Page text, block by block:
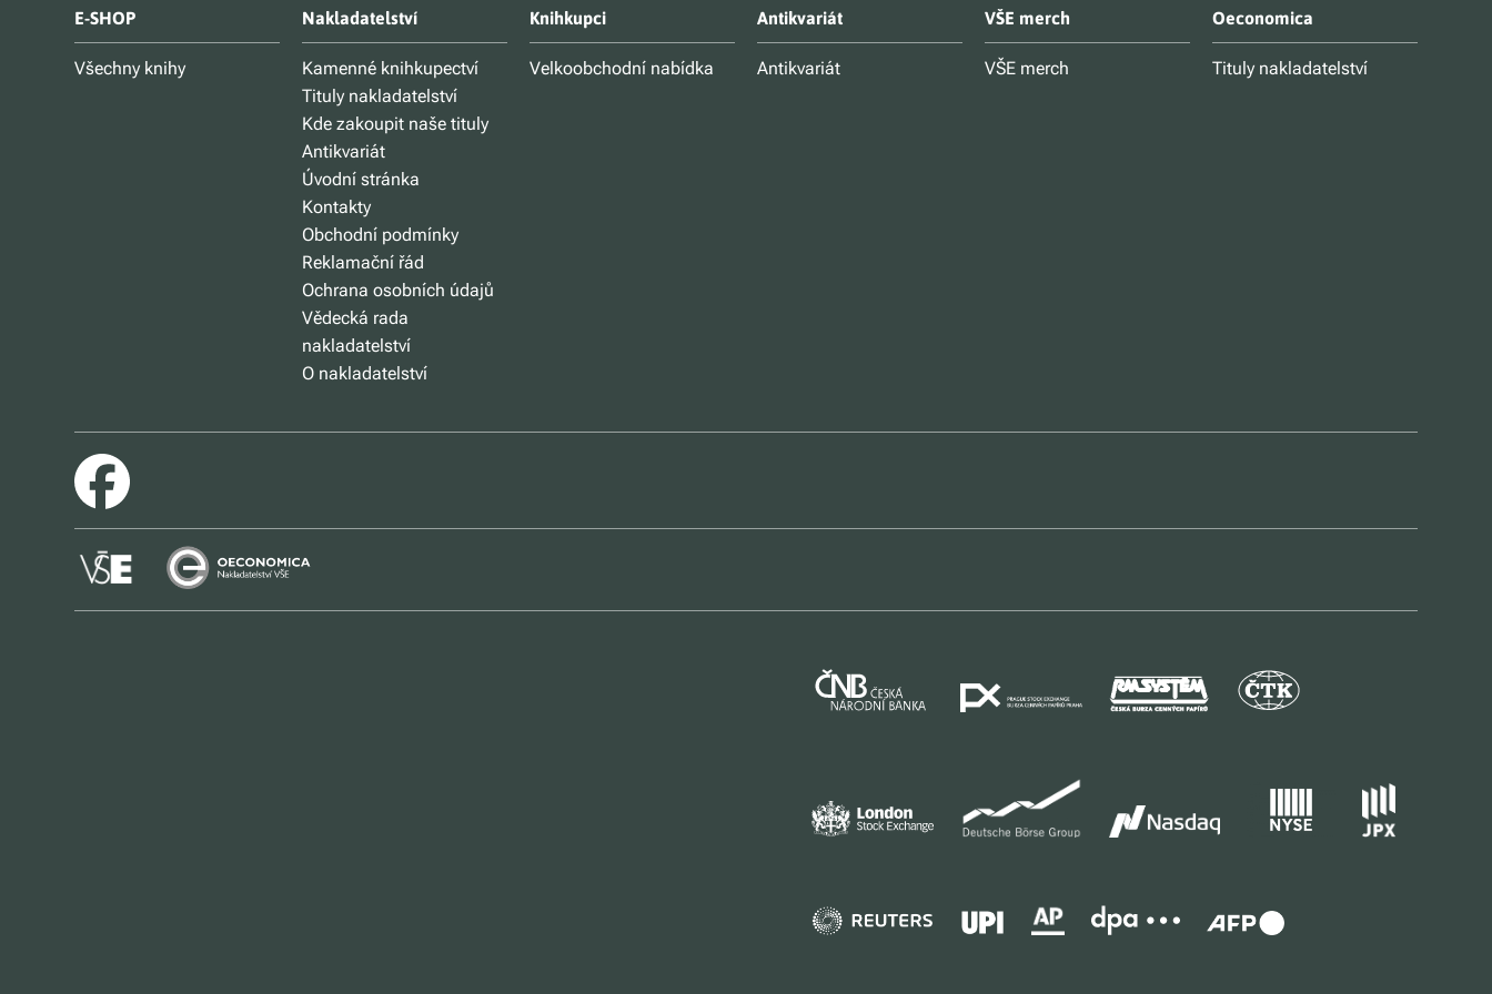
E-SHOP
Všechny knihy
Nakladatelství
Kamenné knihkupectví
Tituly nakladatelství
Kde zakoupit naše tituly
Antikvariát
Úvodní stránka
Kontakty
Obchodní podmínky
Reklamační řád
Ochrana osobních údajů
Vědecká rada
nakladatelství
O nakladatelství
Knihkupci
Velkoobchodní nabídka
Antikvariát
Antikvariát
VŠE merch
VŠE merch
Oeconomica
Tituly nakladatelství